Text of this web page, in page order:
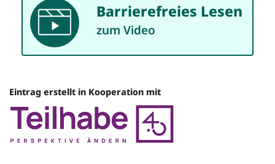
Video Barrierefreies Lesen
zum Video
Quelle
Eintrag erstellt in Kooperation mit